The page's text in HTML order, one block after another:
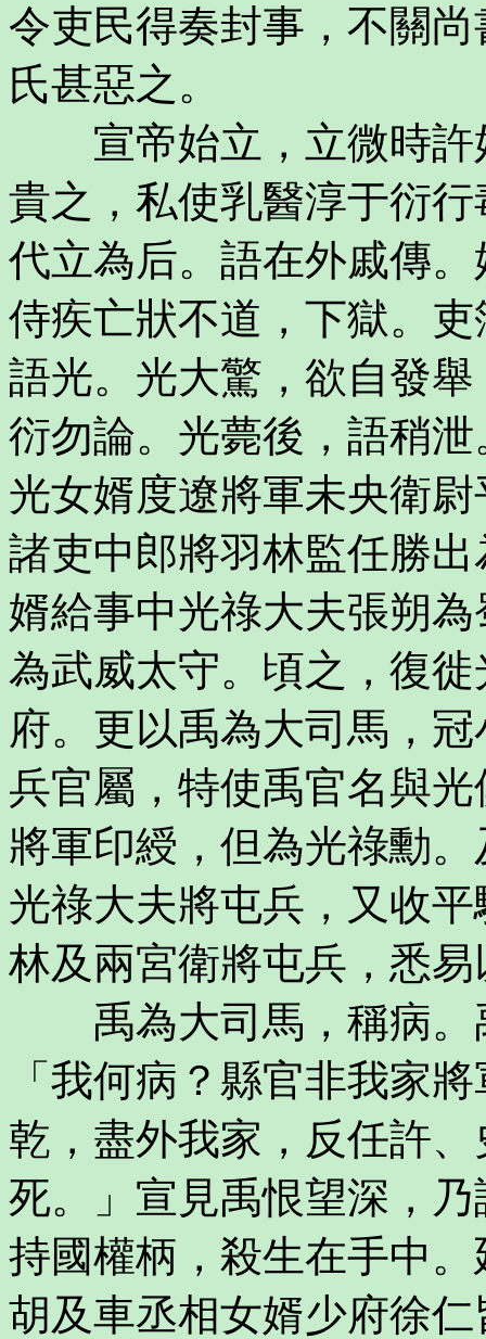
令吏民得奏封事，不關
氏甚惡之。
宣帝始立，立微時許
貴之，私使乳醫淳于衍
代立為后。語在外戚傳
侍疾亡狀不道，下獄。
語光。光大驚，欲自發
衍勿論。光薨後，語稍
光女婿度遼將軍未央衛
諸吏中郎將羽林監任勝
婿給事中光祿大夫張朔
為武威太守。頃之，復
府。更以禹為大司馬，
兵官屬，特使禹官名與
將軍印綬，但為光祿勳
光祿大夫將屯兵，又收
林及兩宮衛將屯兵，悉
禹為大司馬，稱病。
「我何病？縣官非我家
乾，盡外我家，反任許
死。」宣見禹恨望深，
持國權柄，殺生在手中
胡及車丞相女婿少府徐